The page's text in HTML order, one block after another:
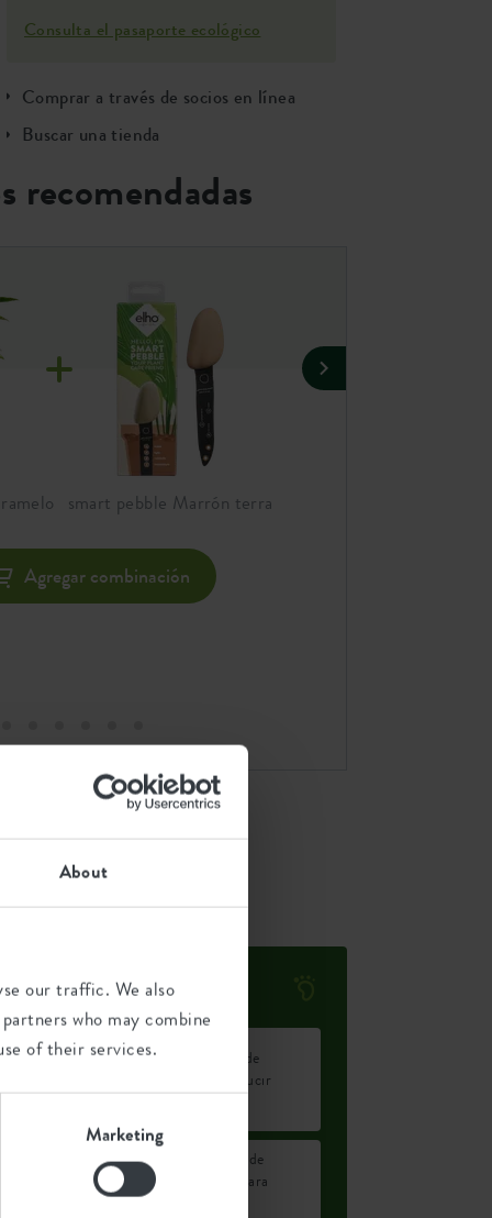
About
our traffic. We also
who may combine
of their services.
Marketing
Consulta el pasaporte ecológico
Comprar a través de socios en línea
Buscar una tienda
recomendadas
smart pebble Marrón terra
Agregar combinación
ambiental
kg
Emisión media de
CO2 para producir
este producto
1,467
kWh
Emisión media de
energía verde para